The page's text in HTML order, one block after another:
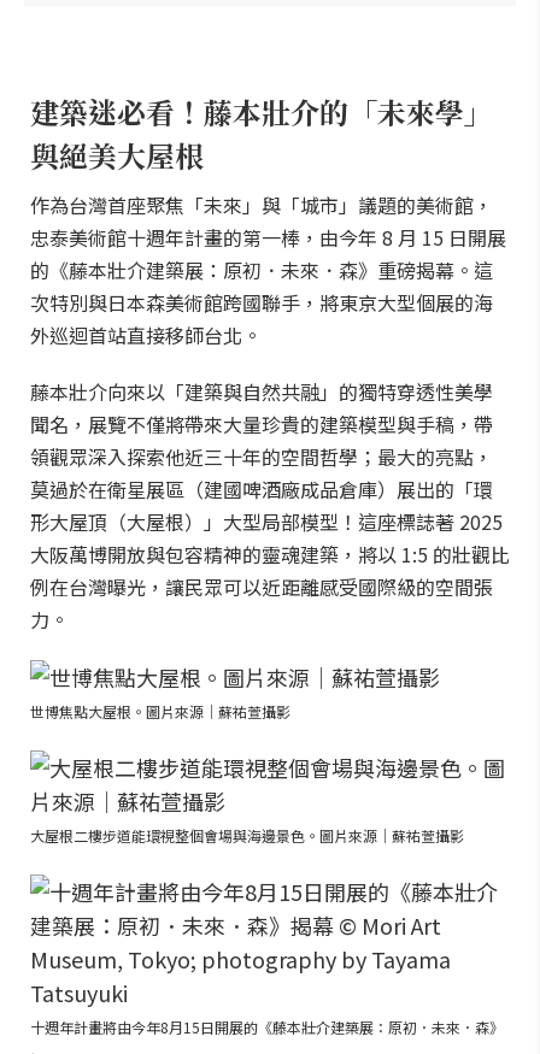
建築迷必看！藤本壯介的「未來學」
與絕美大屋根
作為台灣首座聚焦「未來」與「城市」議題的美術館，
忠泰美術館十週年計畫的第一棒，由今年 8 月 15 日開展
的《藤本壯介建築展：原初．未來．森》重磅揭幕。這
次特別與日本森美術館跨國聯手，將東京大型個展的海
外巡迴首站直接移師台北。
藤本壯介向來以「建築與自然共融」的獨特穿透性美學
聞名，展覽不僅將帶來大量珍貴的建築模型與手稿，帶
領觀眾深入探索他近三十年的空間哲學；最大的亮點，
莫過於在衛星展區（建國啤酒廠成品倉庫）展出的「環
形大屋頂（大屋根）」大型局部模型！這座標誌著 2025
大阪萬博開放與包容精神的靈魂建築，將以 1:5 的壯觀比
例在台灣曝光，讓民眾可以近距離感受國際級的空間張
力。
世博焦點大屋根。圖片來源｜蘇祐萱攝影
大屋根二樓步道能環視整個會場與海邊景色。圖片來源｜蘇祐萱攝影
十週年計畫將由今年8月15日開展的《藤本壯介建築展：原初．未來．森》